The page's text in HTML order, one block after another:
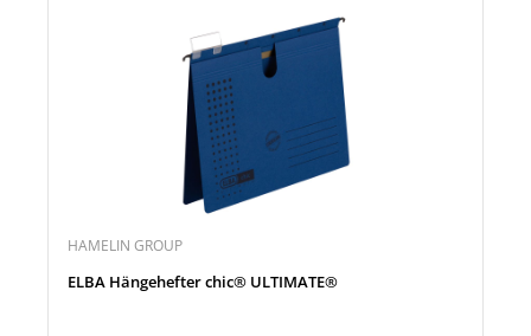
HAMELIN GROUP
ELBA Hängehefter chic® ULTIMATE®